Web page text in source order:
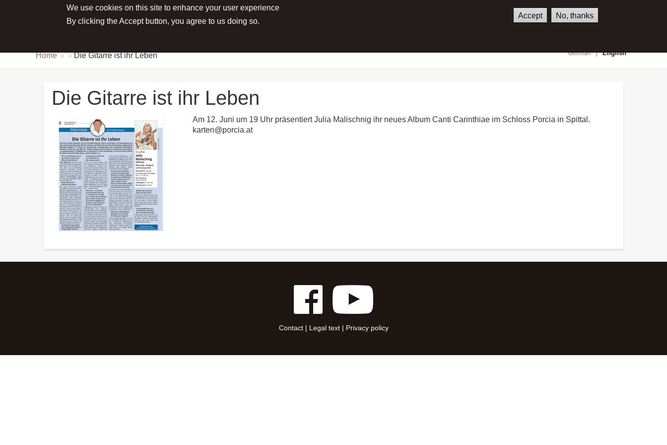
We use cookies on this site to enhance your user experience
By clicking the Accept button, you agree to us doing so.
Accept No, thanks
Main menu
ABOUT JULIA NEWS CONCERTS CONTACT
German English
Home Die Gitarre ist ihr Leben
Die Gitarre ist ihr Leben
Am 12. Juni um 19 Uhr präsentiert Julia Malischnig ihr neues Album Canti Carinthiae im Schloss Porcia in Spittal.
karten@porcia.at
Contact| Legal text| Privacy policy